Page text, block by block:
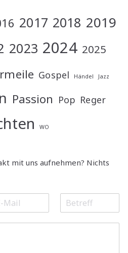
2017 2018 2019
2023 2024 2025
Gospel Händel Jazz
Passion Pop Reger
WO
mit uns aufnehmen? Nichts
S